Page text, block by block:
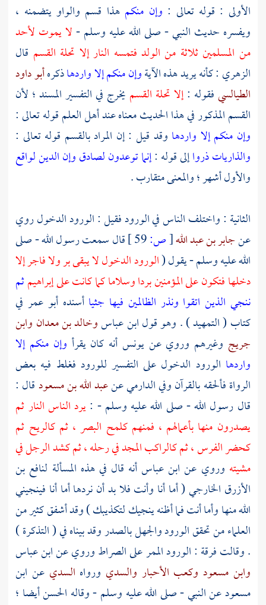
الأولى : قوله تعالى : وإن منكمهذا قسم والواو يتضمنه ،
ويفسره حديث النبي - صلى الله عليه وسلم -لا يموت لأحد
من المسلمين ثلاثة من الولد فتمسه النار إلا تحلة القسم قال
الزهري : كأنه يريد هذه الآيةوإن منكم إلا واردهاذكرهأبو داود
الطيالسيفقوله :إلا تحلة القسم يخرج في التفسير المسند ؛ لأن
القسم المذكور في هذا الحديث معناه عند أهل العلم قوله تعالى :
وإن منكم إلا واردها وقد قيل : إن المراد بالقسم قوله تعالى :
والذاريات ذرواإلى قوله :إنما توعدون لصادق وإن الدين لواقع
والأول أشهر ؛ والمعنى متقارب .
الثانية : واختلف الناس في الورود فقيل : الورود الدخول روي
عنجابر بن عبد الله[ص:
قال سمعت رسول الله - صلى
الله عليه وسلم - يقول (الورود الدخول لا يبقى بر ولا فاجر إلا
دخلها فتكون على المؤمنين بردا وسلاما كما كانت على إبراهيمثم
ننجي الذين اتقوا ونذر الظالمين فيها جثياأسندهأبو عمر في
كتاب ( التمهيد ) . وهو قولابن عباسوخالد بن معدان وابن
جريج وغيرهم وروي عنيونس أنه كان يقرأ وإن منكم إلا
واردها الورود الدخول على التفسير للورود فغلط فيه بعض
الرواة فألحقه بالقرآن وفيالدارميعنعبد الله بن مسعودقال :
قال رسول الله - صلى الله عليه وسلم - :يرد الناس النار ثم
يصدرون منها بأعمالهم ، فمنهم كلمح البصر ، ثم كالريح ثم
كحضر الفرس ، ثم كالراكب المجد في رحله ، ثم كشد الرجل في
مشيته وروي عن ابن عباسأنه قال في هذه المسألة لنافع بن
الأزرق الخارجي( أما أنا وأنت فلا بد أن نردها أما أنا فينجيني
الله منها وأما أنت فما أظنه ينجيك لتكذيبك ) وقد أشفق كثير من
العلماء من تحقق الورود والجهل بالصدر وقد بيناه في ( التذكرة )
. وقالت فرقة : الورود الممر على الصراط وروي عنابن عباس
وابن مسعود وكعب الأحبار والسدي ورواه السديعن ابن
مسعودعن النبي - صلى الله عليه وسلم - وقاله الحسنأيضا ؛